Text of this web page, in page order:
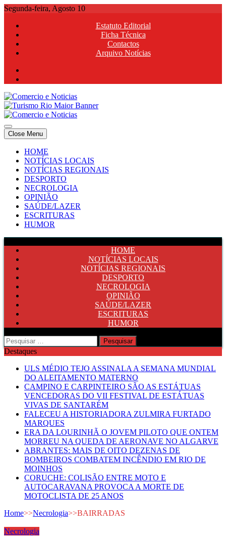
Skip
content
Segunda-feira, Agosto 10
Estatuto Editorial
Ficha Técnica
Contactos
Arquivo Notícias
Comercio e Noticias
Notícias e Publicidade Online
Comercio e Noticias
Notícias e Publicidade Online
Close Menu
HOME
NOTÍCIAS LOCAIS
NOTÍCIAS REGIONAIS
DESPORTO
NECROLOGIA
OPINIÃO
SAÚDE/LAZER
ESCRITURAS
HUMOR
HOME
NOTÍCIAS LOCAIS
NOTÍCIAS REGIONAIS
DESPORTO
NECROLOGIA
OPINIÃO
SAÚDE/LAZER
ESCRITURAS
HUMOR
Pesquisar
por:
Destaques
ULS MÉDIO TEJO ASSINALA A SEMANA MUNDIAL
DO ALEITAMENTO MATERNO
CAMPINO E CARPINTEIRO SÃO AS ESTÁTUAS
VENCEDORAS DO VII FESTIVAL DE ESTÁTUAS
VIVAS DE SANTARÉM
FALECEU A HISTORIADORA ZULMIRA FURTADO
MARQUES
ERA DA LOURINHÃ O JOVEM PILOTO QUE ONTEM
MORREU NA QUEDA DE AERONAVE NO ALGARVE
ABRANTES: MAIS DE OITO DEZENAS DE
BOMBEIROS COMBATEM INCÊNDIO EM RIO DE
MOINHOS
CORUCHE: COLISÃO ENTRE MOTO E
AUTOCARAVANA PROVOCA A MORTE DE
MOTOCLISTA DE 25 ANOS
Home>>Necrologia>>BAIRRADAS
Necrologia